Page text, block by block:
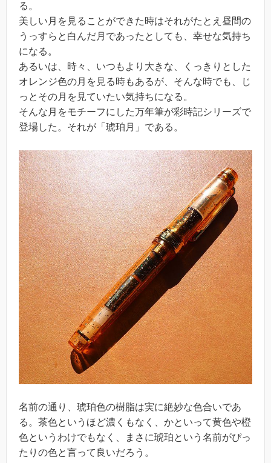
る。
美しい月を見ることができた時はそれがたとえ昼間の
うっすらと白んだ月であったとしても、幸せな気持ち
になる。
あるいは、時々、いつもより大きな、くっきりとした
オレンジ色の月を見る時もあるが、そんな時でも、じ
っとその月を見ていたい気持ちになる。
そんな月をモチーフにした万年筆が彩時記シリーズで
登場した。それが「琥珀月」である。
名前の通り、琥珀色の樹脂は実に絶妙な色合いであ
る。茶色というほど濃くもなく、かといって黄色や橙
色というわけでもなく、まさに琥珀という名前がぴっ
たりの色と言って良いだろう。